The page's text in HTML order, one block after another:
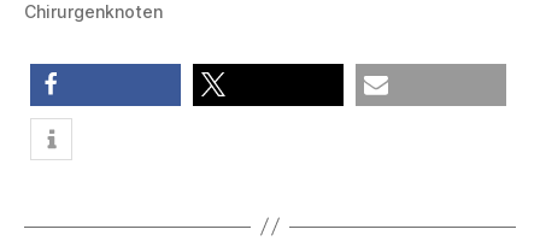
Chirurgenknoten
teilen